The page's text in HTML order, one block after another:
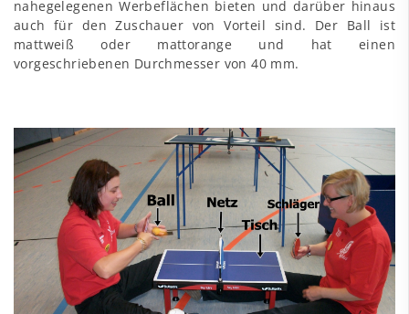
nahegelegenen Werbeflächen bieten und darüber hinaus
auch für den Zuschauer von Vorteil sind. Der Ball ist
mattweiß oder mattorange und hat einen
vorgeschriebenen Durchmesser von 40 mm.